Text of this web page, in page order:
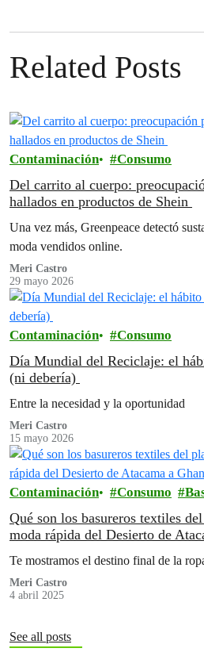
Related Posts
Contaminación Consumo
Del carrito al cuerpo:
hallados en productos de Shein
Una vez más, Greenpeace detectó
moda vendidos online.
Meri Castro
29 mayo 2026
Contaminación Consumo
Día Mundial del Reciclaje: el
(ni debería)
Entre la necesidad y la oportunidad
Meri Castro
15 mayo 2026
Contaminación Consumo
Qué son los basureros textiles
moda rápida del Desierto de
Te mostramos el destino final de la
Meri Castro
4 abril 2025
See all posts